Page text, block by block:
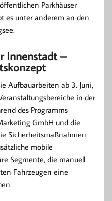
Parkhäuser
es unter anderem an den
Innenstadt –
Aufbauarbeiten ab 3. Juni,
in der
des Programms
GmbH und die
Sicherheitsmaßnahmen
mobile
Segmente, die manuell
Fahrzeugen eine